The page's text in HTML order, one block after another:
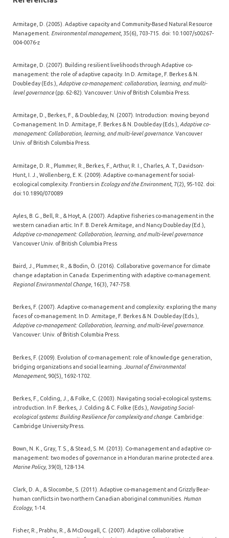
Armitage, D. (2005). Adaptive capacity and Community-Based Natural Resource
Management. Environmental management, 35(6), 703-715. doi: 10.1007/s00267-
004-0076-z
Armitage, D. (2007). Building resilient livelihoods through Adaptive co-
management: the role of adaptive capacity. In D. Armitage, F. Berkes & N.
Doubleday (Eds.), Adaptive co-management: collaboration, learning, and multi-
level governance (pp. 62-82). Vancouver: Univ of British Columbia Press.
Armitage, D., Berkes, F., & Doubleday, N. (2007). Introduction: moving beyond
Co-management. In D. Armitage, F. Berkes & N. Doubleday (Eds.), Adaptive co-
management: Collaboration, learning, and multi-level governance . Vancouver
Univ. of British Columbia Press.
Armitage, D. R., Plummer, R., Berkes, F., Arthur, R. I., Charles, A. T., Davidson-
Hunt, I. J., Wollenberg, E. K. (2009). Adaptive co-management for social-
ecological complexity. Frontiers in Ecology and the Environment, 7(2), 95-102. doi:
doi:10.1890/070089
Ayles, B. G., Bell, R., & Hoyt, A. (2007). Adaptive fisheries co-management in the
western canadian artic. In F. B. Derek Armitage, and Nancy Doubleday (Ed.),
Adaptive co-management: Collaboration, learning, and multi-level governance
Vancouver Univ. of British Columbia Press
Baird, J., Plummer, R., & Bodin, Ö. (2016). Collaborative governance for climate
change adaptation in Canada: Experimenting with adaptive co-management.
Regional Environmental Change , 16(3), 747-758.
Berkes, F. (2007). Adaptive co-management and complexity: exploring the many
faces of co-management. In D. Armitage, F. Berkes & N. Doubleday (Eds.),
Adaptive co-management: Collaboration, learning, and multi-level governance.
Vancouver: Univ. of British Columbia Press.
Berkes, F. (2009). Evolution of co-management: role of knowledge generation,
bridging organizations and social learning. Journal of Environmental
Management, 90(5), 1692-1702.
Berkes, F., Colding, J., & Folke, C. (2003). Navigating social-ecological systems;
introduction. In F. Berkes, J. Colding & C. Folke (Eds.), Navigating Social-
ecological systems: Building Resilience for complexity and change . Cambridge:
Cambridge University Press.
Bown, N. K., Gray, T. S., & Stead, S. M. (2013). Co-management and adaptive co-
management: two modes of governance in a Honduran marine protected area.
Marine Policy, 39(0), 128-134.
Clark, D. A., & Slocombe, S. (2011). Adaptive co-management and Grizzly Bear-
human conflicts in two northern Canadian aboriginal communities. Human
Ecology, 1-14.
Fisher, R., Prabhu, R., & McDougall, C. (2007). Adaptive collaborative